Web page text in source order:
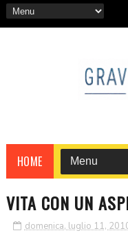
HOME
VITA CON UN
domenica, luglio 11,